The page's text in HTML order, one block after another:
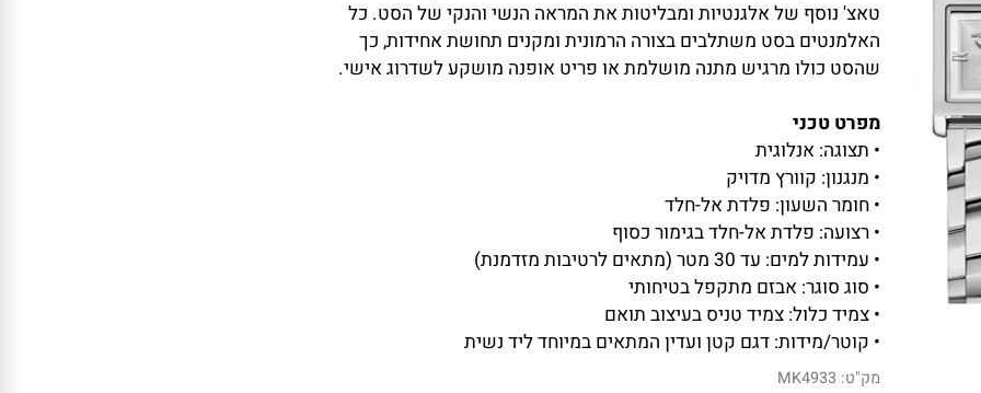
לצד השעון מצורף צמיד קלאסי בעיצוב טניס עם אבנים בוהקות שמוסיפות
טאצ' נוסף של אלגנטיות ומבליטות את המראה הנשי והנקי של הסט. כל
האלמנטים בסט משתלבים בצורה הרמונית ומקנים תחושת אחידות, כך
מפרט טכני
• תצוגה: אנלוגית
• מנגנון: קוורץ מדויק
• חומר השעון: פלדת אל-חלד
• רצועה: פלדת אל-חלד בגימור כסוף
• עמידות למים: עד 30 מטר (מתאים לרטיבות מזדמנת)
• סוג סוגר: אבזם מתקפל בטיחותי
• צמיד כלול: צמיד טניס בעיצוב תואם
• קוטר/מידות: דגם קטן ועדין המתאים במיוחד ליד נשית